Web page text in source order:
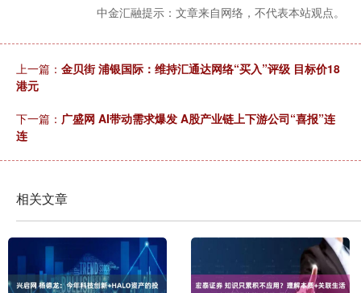
中金汇融提示：文章来自网络，不代表本站观点。
上一篇： 金贝街 浦银国际：维持汇通达网络“买入”评级 目标价18
港元
下一篇： 广盛网 AI带动需求爆发 A股产业链上下游公司“喜报”连
连
相关文章